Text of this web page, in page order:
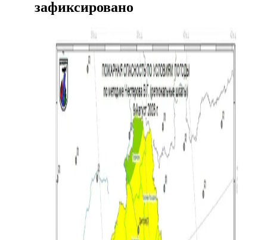
зафиксировано